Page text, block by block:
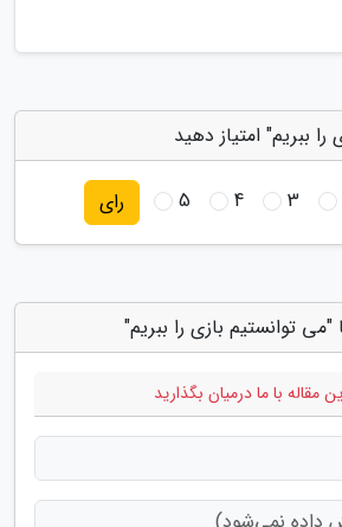
ببریم" امتیاز دهید
3
4
5 رای
توانستیم بازی را ببریم"
مقاله با ما درمیان بگذارید